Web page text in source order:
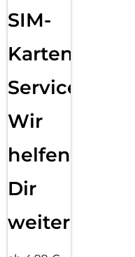
SIM-
Karten
Service:
Wir
helfen
Dir
weiter